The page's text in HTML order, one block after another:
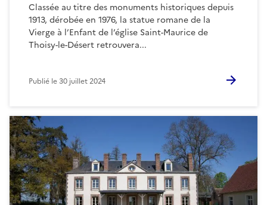
Classée au titre des monuments historiques depuis
1913, dérobée en 1976, la statue romane de la
Vierge à l’Enfant de l’église Saint-Maurice de
Thoisy-le-Désert retrouvera...
Publié le30 juillet 2024